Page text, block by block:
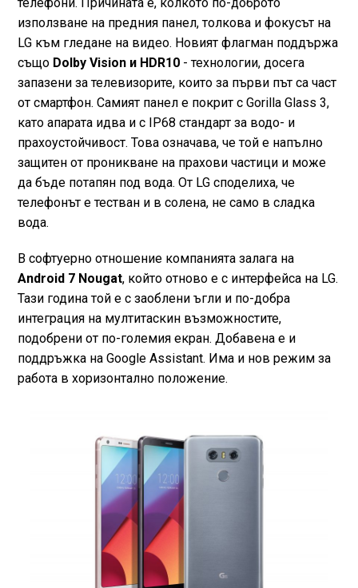
използване на предния панел, толкова и фокусът на
LG към гледане на видео. Новият флагман поддържа
също Dolby Vision и HDR10- технологии, досега
запазени за телевизорите, които за първи път са част
от смартфон. Самият панел е покрит с Gorilla Glass 3,
като апарата идва и с IP68 стандарт за водо- и
прахоустойчивост. Това означава, че той е напълно
защитен от проникване на прахови частици и може
да бъде потапян под вода. От LG споделиха, че
телефонът е тестван и в солена, не само в сладка
вода.
В софтуерно отношение компанията залага на
Android 7 Nougat, който отново е с интерфейса на LG.
Тази година той е с заоблени ъгли и по-добра
интеграция на мултитаскин възможностите,
подобрени от по-големия екран. Добавена е и
поддръжка на Google Assistant. Има и нов режим за
работа в хоризонтално положение.